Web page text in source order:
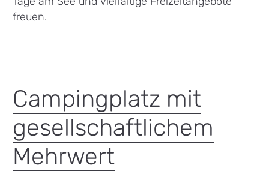
freuen.
Campingplatz mit
gesellschaftlichem
Mehrwert